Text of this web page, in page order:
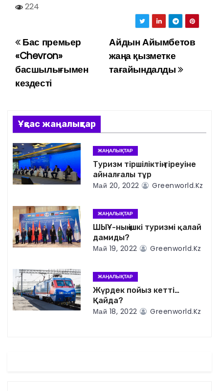
224
Н
а
в
г
а
ц
и
я
п
о
з
а
п
Айдын Айымбетов
жаңа қызметке
тағайындалды
Бас премьер
«Chevron»
басшылығымен
кездесті
Ұқсас жаңалықтар
ЖАҢАЛЫҚТАР
Туризм тіршіліктің тіреуіне
айналғалы тұр
Май 20, 2022 Greenworld.kz
ЖАҢАЛЫҚТАР
ШЫҰ-ның ішкі туризмі қалай
дамиды?
Май 19, 2022 Greenworld.kz
ЖАҢАЛЫҚТАР
Жүрдек пойыз кетті…
Қайда?
Май 18, 2022 Greenworld.kz